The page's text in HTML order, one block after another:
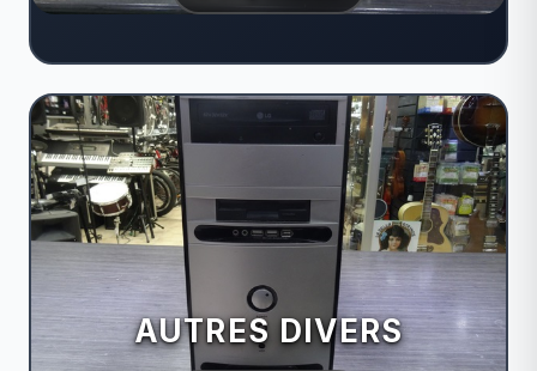
AUTRES DIVERS